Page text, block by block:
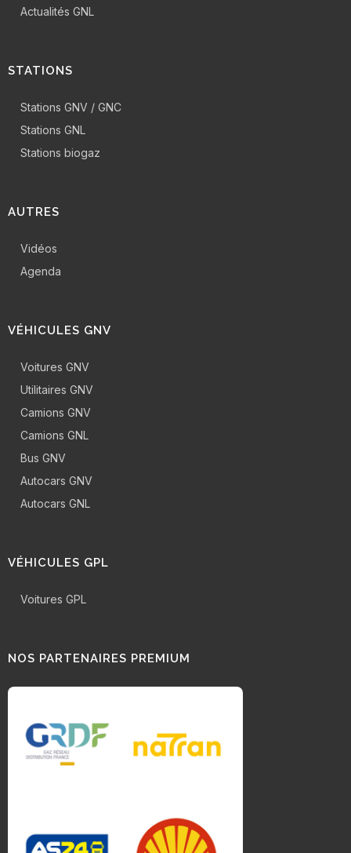
Actualités GNL
STATIONS
Stations GNV / GNC
Stations GNL
Stations biogaz
AUTRES
Vidéos
Agenda
VÉHICULES GNV
Voitures GNV
Utilitaires GNV
Camions GNV
Camions GNL
Bus GNV
Autocars GNV
Autocars GNL
VÉHICULES GPL
Voitures GPL
NOS PARTENAIRES PREMIUM